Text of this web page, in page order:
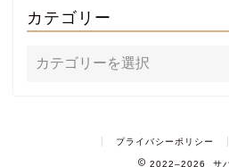
カテゴリー
プライバシーポリシー
2022–2026 サバ